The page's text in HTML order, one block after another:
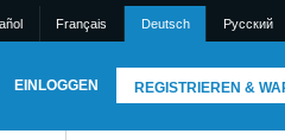
Français Deutsch Pусский
REGISTRIEREN &
EINLOGGEN